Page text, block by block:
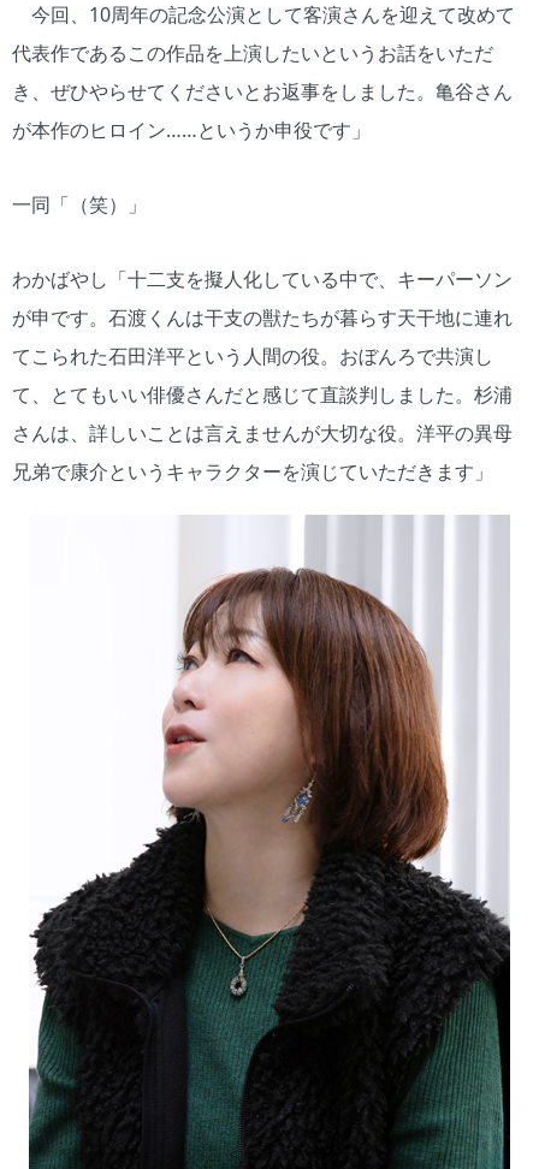
今回、10周年の記念公演として客演さんを迎えて改めて
代表作であるこの作品を上演したいというお話をいただ
き、ぜひやらせてくださいとお返事をしました。亀谷さん
が本作のヒロイン……というか申役です」
一同「（笑）」
わかばやし「十二支を擬人化している中で、キーパーソン
が申です。石渡くんは干支の獣たちが暮らす天干地に連れ
てこられた石田洋平という人間の役。おぼんろで共演し
て、とてもいい俳優さんだと感じて直談判しました。杉浦
さんは、詳しいことは言えませんが大切な役。洋平の異母
兄弟で康介というキャラクターを演じていただきます」